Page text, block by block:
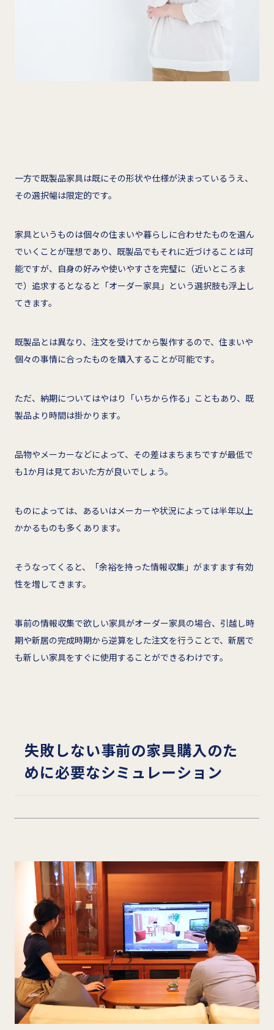
一方で既製品家具は既にその形状や仕様が決まっているうえ、
その選択幅は限定的です。
家具というものは個々の住まいや暮らしに合わせたものを選ん
でいくことが理想であり、既製品でもそれに近づけることは可
能ですが、自身の好みや使いやすさを完璧に（近いところま
で）追求するとなると「オーダー家具」という選択肢も浮上し
てきます。
既製品とは異なり、注文を受けてから製作するので、住まいや
個々の事情に合ったものを購入することが可能です。
ただ、納期についてはやはり「いちから作る」こともあり、既
製品より時間は掛かります。
品物やメーカーなどによって、その差はまちまちですが最低で
も1か月は見ておいた方が良いでしょう。
ものによっては、あるいはメーカーや状況によっては半年以上
かかるものも多くあります。
そうなってくると、「余裕を持った情報収集」がますます有効
性を増してきます。
事前の情報収集で欲しい家具がオーダー家具の場合、引越し時
期や新居の完成時期から逆算をした注文を行うことで、新居で
も新しい家具をすぐに使用することができるわけです。
失敗しない事前の家具購入のた
めに必要なシミュレーション